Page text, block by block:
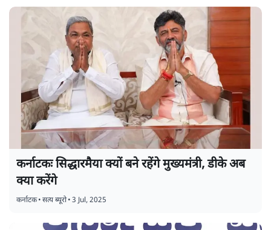
कर्नाटकः सिद्धारमैया क्यों बने रहेंगे मुख्यमंत्री, डीके अब
क्या करेंगे
कर्नाटक•सत्य ब्यूरो•3 Jul, 2025